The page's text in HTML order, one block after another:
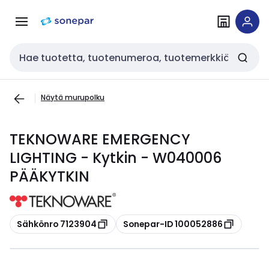
navigointiinsisältöön
Haku
Näytä murupolku
TEKNOWARE EMERGENCY
LIGHTING - Kytkin - W040006
PÄÄKYTKIN
Kopioi
Sähkönro 7123904 Kopioi
Sonepar-ID 100052886